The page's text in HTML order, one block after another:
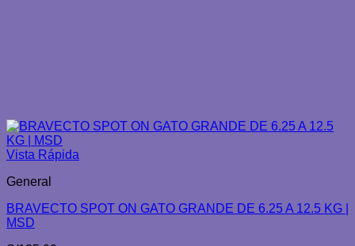
Vista Rápida
General
BRAVECTO SPOT ON GATO GRANDE DE 6.25 A 12.5 KG |
MSD